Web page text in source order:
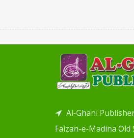
Al-Ghani
Faizan-e-Madina